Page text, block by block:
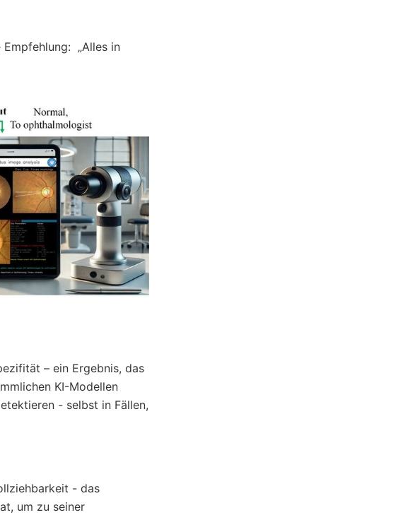
„Alles in
– ein Ergebnis, das
KI-Modellen
- selbst in Fällen,
- das
um zu seiner